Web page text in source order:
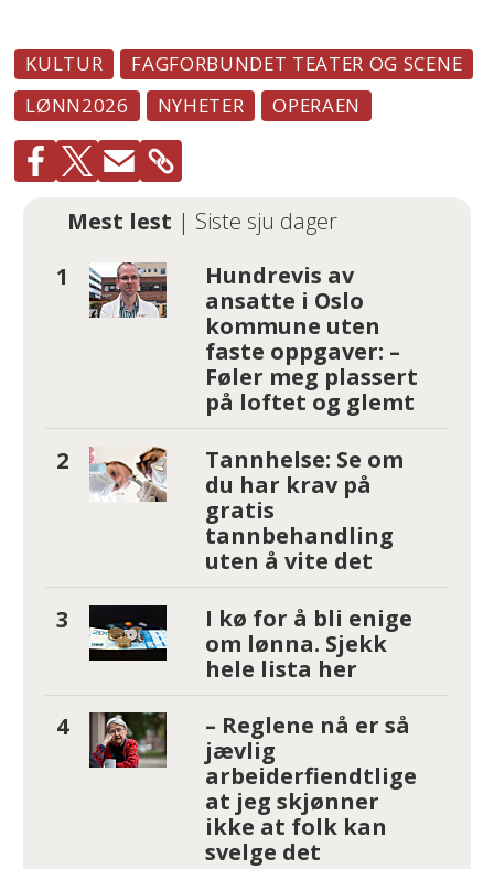
KULTUR
FAGFORBUNDET TEATER OG SCENE
LØNN2026
NYHETER OPERAEN
Mest lest | Siste sju dager
Hundrevis av
ansatte i Oslo
kommune uten
faste oppgaver: –
Føler meg plassert
på loftet og glemt
Tannhelse: Se om
du har krav på
gratis
tannbehandling
uten å vite det
I kø for å bli enige
om lønna. Sjekk
hele lista her
– Reglene nå er så
jævlig
arbeiderfiendtlige
at jeg skjønner
ikke at folk kan
svelge det